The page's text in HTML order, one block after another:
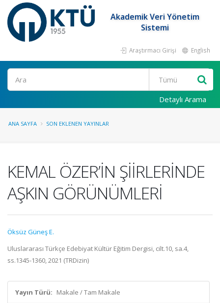
Akademik Veri Yönetim
Sistemi
Araştırmacı Girişi English
Ara
Detaylı Arama
ANA SAYFA SON EKLENEN YAYINLAR
KEMAL ÖZER’İN ŞİİRLERİNDE
AŞKIN GÖRÜNÜMLERİ
Öksüz Güneş E.
Uluslararası Türkçe Edebiyat Kültür Eğitim Dergisi, cilt.10, sa.4,
ss.1345-1360, 2021 (TRDizin)
Yayın Türü: Makale / Tam Makale